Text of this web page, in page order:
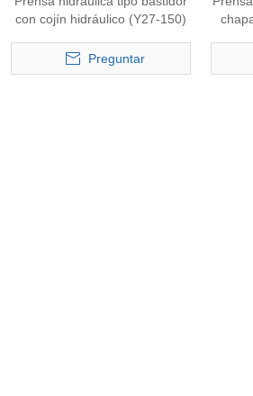
con cojín hidráulico (Y27-150)
Preguntar